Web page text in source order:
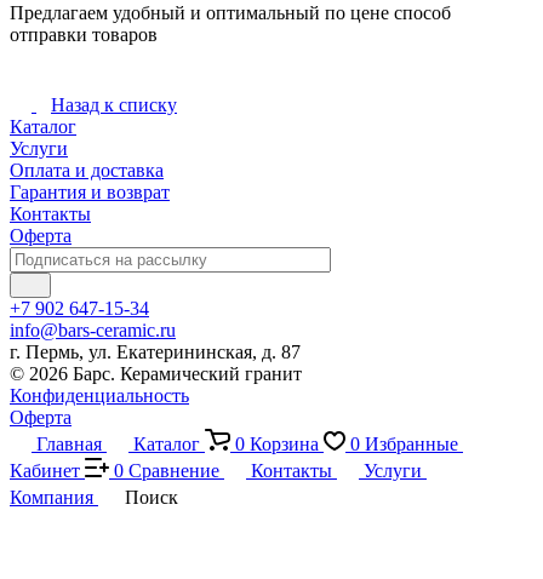
Предлагаем удобный и оптимальный по цене способ
отправки товаров
Назад к списку
Каталог
Услуги
Оплата и доставка
Гарантия и возврат
Контакты
Оферта
+7 902 647-15-34
info@bars-ceramic.ru
г. Пермь, ул. Екатерининская, д. 87
© 2026 Барс. Керамический гранит
Конфиденциальность
Оферта
Главная
Каталог 0 Корзина 0 Избранные
Кабинет
0 Сравнение Контакты
Услуги
Компания
Поиск